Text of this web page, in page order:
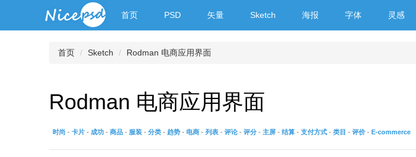
首页 PSD 矢量 Sketch 海报 字体 灵感
首页 Sketch Rodman 电商应用界面
Rodman 电商应用界面
时尚 -卡片 - 成功 -商品 - 服装 -分类 -趋势 - 电商 -列表 -评论 -评分 -主屏 -结算 -支付方式 -类目 -评价 - E-commerce